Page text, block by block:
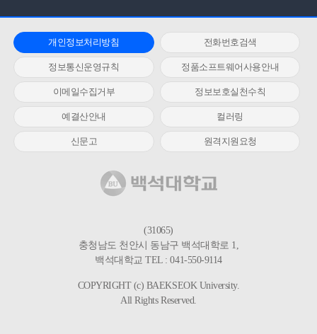
개인정보처리방침 전화번호검색
정보통신운영규칙 정품소프트웨어사용안내
이메일수집거부 정보보호실천수칙
예결산안내 컬러링
신문고 원격지원요청
(31065)
충청남도 천안시 동남구 백석대학로 1,
백석대학교 TEL : 041-550-9114
COPYRIGHT (c) BAEKSEOK University.
All Rights Reserved.